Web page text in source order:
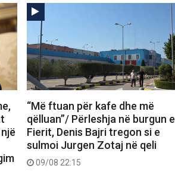
“Më ftuan për kafe dhe më
qëlluan”/ Përleshja në burgun e
Fierit, Denis Bajri tregon si e
sulmoi Jurgen Zotaj në qeli
09/08 22:15